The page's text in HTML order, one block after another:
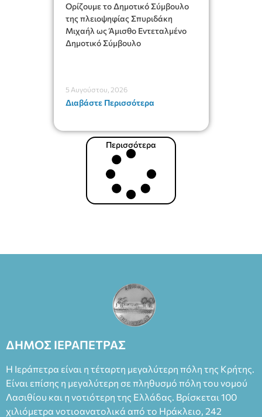
Ορίζουμε το Δημοτικό Σύμβουλο
της πλειοψηφίας Σπυριδάκη
Μιχαήλ ως Άμισθο Εντεταλμένο
Δημοτικό Σύμβουλο
5 Αυγούστου, 2026
Διαβάστε Περισσότερα
Περισσότερα
ΔΗΜΟΣ ΙΕΡΑΠΕΤΡΑΣ
Η Ιεράπετρα είναι η τέταρτη μεγαλύτερη πόλη της Κρήτης.
Είναι επίσης η μεγαλύτερη σε πληθυσμό πόλη του νομού
Λασιθίου και η νοτιότερη της Ελλάδας. Βρίσκεται 100
χιλιόμετρα νοτιοανατολικά από το Ηράκλειο, 242